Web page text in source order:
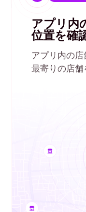
アプリ内
位置を確
アプリ内の店
最寄りの店舗